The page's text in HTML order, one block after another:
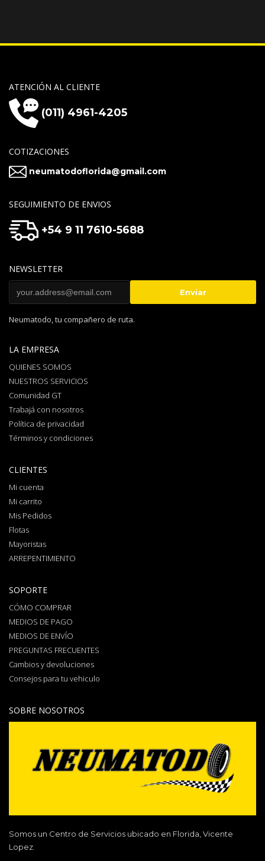
ATENCIÓN AL CLIENTE
(011) 4961-4205
COTIZACIONES
neumatodoflorida@gmail.com
SEGUIMIENTO DE ENVIOS
+54 9 11 7610-5688
NEWSLETTER
Neumatodo, tu compañero de ruta.
LA EMPRESA
QUIENES SOMOS
NUESTROS SERVICIOS
Comunidad GT
Trabajá con nosotros
Política de privacidad
Términos y condiciones
CLIENTES
Mi cuenta
Mi carrito
Mis Pedidos
Flotas
Mayoristas
ARREPENTIMIENTO
SOPORTE
CÓMO COMPRAR
MEDIOS DE PAGO
MEDIOS DE ENVÍO
PREGUNTAS FRECUENTES
Cambios y devoluciones
Consejos para tu vehiculo
SOBRE NOSOTROS
Somos un Centro de Servicios ubicado en Florida, Vicente
Lopez.